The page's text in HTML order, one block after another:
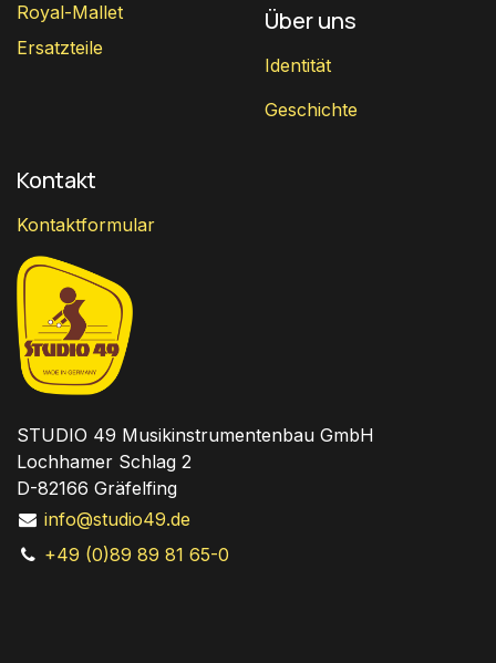
Royal-Mallet
Ersatzteile
Über uns
Identität
Geschichte
Kontakt
Kontaktformular
STUDIO 49 Musikinstrumentenbau GmbH
Lochhamer Schlag 2
D-82166 Gräfelfing
info@studio49.de
+49 (0)89 89 81 65-0